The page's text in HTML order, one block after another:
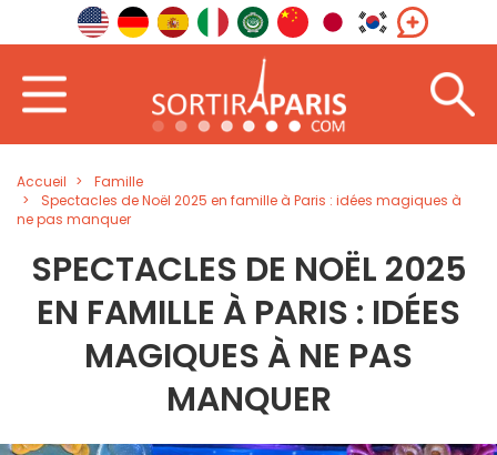
Accueil
Famille
Spectacles de Noël 2025 en famille à Paris : idées magiques à
ne pas manquer
SPECTACLES DE NOËL 2025
EN FAMILLE À PARIS : IDÉES
MAGIQUES À NE PAS
MANQUER